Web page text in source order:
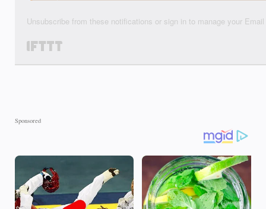
Unsubscribe from these notifications or sign in to manage your